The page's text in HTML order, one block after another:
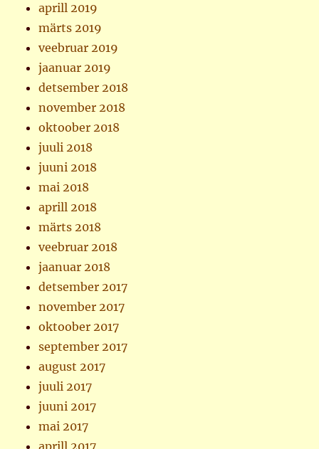
aprill 2019
märts 2019
veebruar 2019
jaanuar 2019
detsember 2018
november 2018
oktoober 2018
juuli 2018
juuni 2018
mai 2018
aprill 2018
märts 2018
veebruar 2018
jaanuar 2018
detsember 2017
november 2017
oktoober 2017
september 2017
august 2017
juuli 2017
juuni 2017
mai 2017